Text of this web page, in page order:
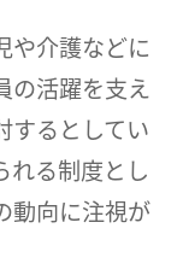
や介護などに
の活躍を支え
するとしてい
れる制度とし
動向に注視が